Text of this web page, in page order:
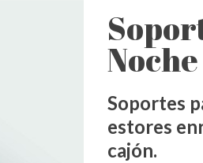
Soportes
estores
cajón.